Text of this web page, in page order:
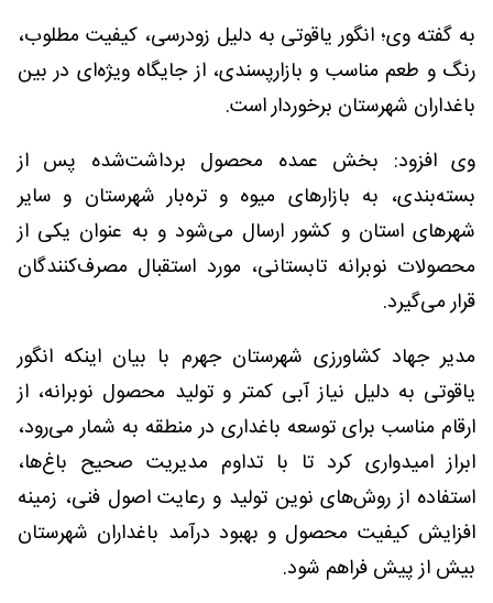
به گفته وی؛ انگور یاقوتی به دلیل زودرسی، کیفیت مطلوب،
رنگ و طعم مناسب و بازارپسندی، از جایگاه ویژه‌ای در بین
باغداران شهرستان برخوردار است.
وی افزود: بخش عمده محصول برداشت‌شده پس از
بسته‌بندی، به بازارهای میوه و تره‌بار شهرستان و سایر
شهرهای استان و کشور ارسال می‌شود و به عنوان یکی از
محصولات نوبرانه تابستانی، مورد استقبال مصرف‌کنندگان
قرار می‌گیرد.
مدیر جهاد کشاورزی شهرستان جهرم با بیان اینکه انگور
یاقوتی به دلیل نیاز آبی کمتر و تولید محصول نوبرانه، از
ارقام مناسب برای توسعه باغداری در منطقه به شمار می‌رود،
ابراز امیدواری کرد تا با تداوم مدیریت صحیح باغ‌ها،
استفاده از روش‌های نوین تولید و رعایت اصول فنی، زمینه
افزایش کیفیت محصول و بهبود درآمد باغداران شهرستان
بیش از پیش فراهم شود.